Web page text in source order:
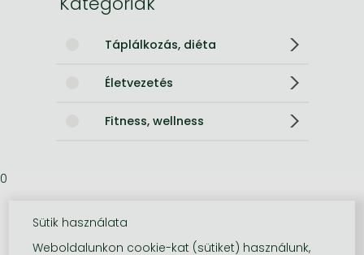
Táplálkozás, diéta
Életvezetés
Fitness, wellness
0
Sütik használata
Weboldalunkon cookie-kat (sütiket) használunk,